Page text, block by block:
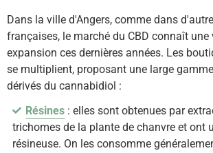
Dans la ville d'Angers, comme dans
françaises, le marché du CBD connaît une
expansion ces dernières années. Les
se multiplient, proposant une large
dérivés du cannabidiol :
Résines : elles sont obtenues par
trichomes de la plante de chanvre et ont
résineuse. On les consomme